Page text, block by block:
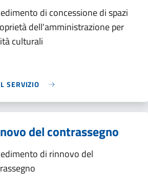
di concessione di spazi
dell'amministrazione per
culturali
SERVIZIO
del contrassegno
di rinnovo del